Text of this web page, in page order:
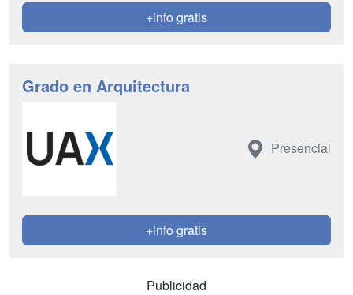
+info gratis
Grado en Arquitectura
Presencial
+info gratis
Publicidad